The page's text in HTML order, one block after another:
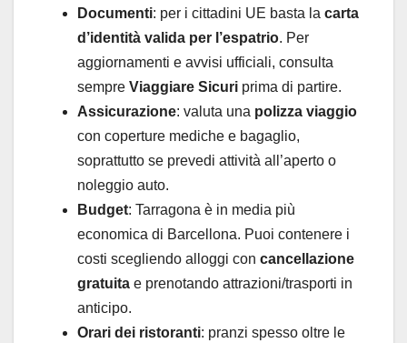
Documenti: per i cittadini UE basta la carta
d’identità valida per l’espatrio. Per
aggiornamenti e avvisi ufficiali, consulta
sempre Viaggiare Sicuri prima di partire.
Assicurazione: valuta una polizza viaggio
con coperture mediche e bagaglio,
soprattutto se prevedi attività all’aperto o
noleggio auto.
Budget: Tarragona è in media più
economica di Barcellona. Puoi contenere i
costi scegliendo alloggi con cancellazione
gratuita e prenotando attrazioni/trasporti in
anticipo.
Orari dei ristoranti: pranzi spesso oltre le